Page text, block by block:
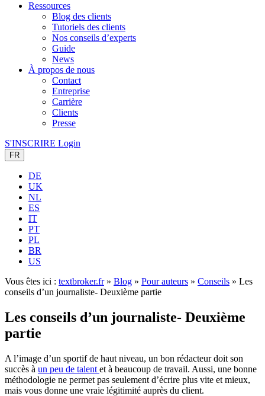
Ressources
Blog des clients
Tutoriels des clients
Nos conseils d’experts
Guide
News
À propos de nous
Contact
Entreprise
Carrière
Clients
Presse
S'INSCRIRE Login
FR
DE
UK
NL
ES
IT
PT
PL
BR
US
Vous êtes ici : textbroker.fr» Blog » Pour auteurs » Conseils » Les
conseils d’un journaliste- Deuxième partie
Les conseils d’un journaliste- Deuxième
partie
A l’image d’un sportif de haut niveau, un bon rédacteur doit son
succès à un peu de talent et à beaucoup de travail. Aussi, une bonne
méthodologie ne permet pas seulement d’écrire plus vite et mieux,
mais vous donne une vraie légitimité auprès du client.